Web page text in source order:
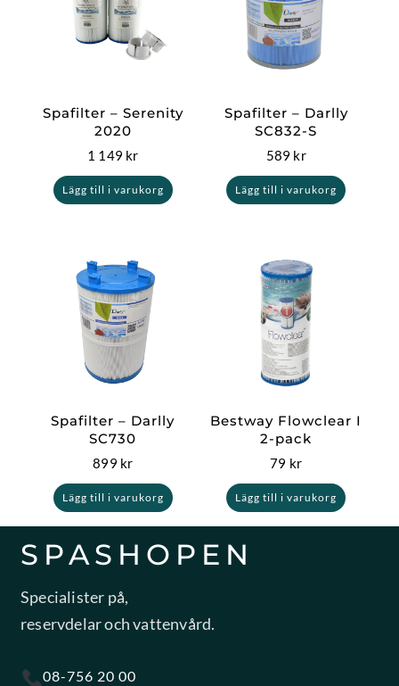
Spafilter – Serenity
2020
1 149 kr
Lägg till i varukorg
Spafilter – Darlly
SC832-S
589 kr
Lägg till i varukorg
Spafilter – Darlly
SC730
899 kr
Lägg till i varukorg
Bestway Flowclear I
2-pack
79 kr
Lägg till i varukorg
SPASHOPEN
Specialister på,
reservdelar och vattenvård.
08-756 20 00